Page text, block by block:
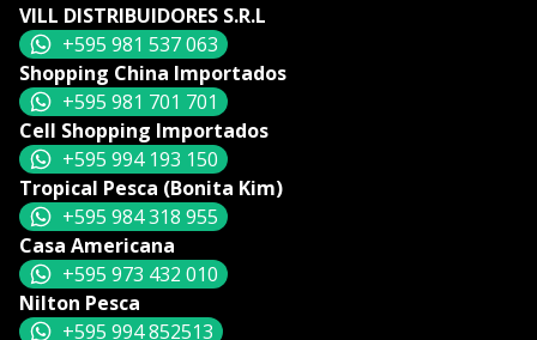
VILL DISTRIBUIDORES S.R.L
+595 981 537 063
Shopping China Importados
+595 981 701 701
Cell Shopping Importados
+595 994 193 150
Tropical Pesca (Bonita Kim)
+595 984 318 955
Casa Americana
+595 973 432 010
Nilton Pesca
+595 994 852513